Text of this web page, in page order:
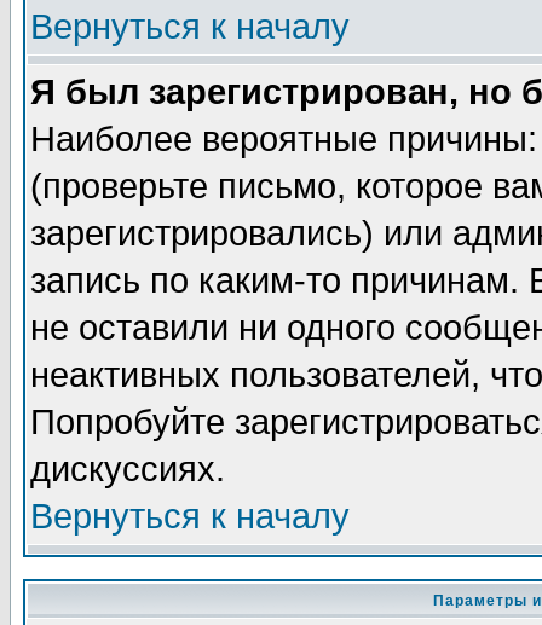
Вернуться к началу
Я был зарегистрирован, но
Наиболее вероятные
(проверьте письмо, которое
зарегистрировались) или
запись по каким-то
не оставили ни одного
неактивных пользователей,
Попробуйте
дискуссиях.
Вернуться к началу
Параметры